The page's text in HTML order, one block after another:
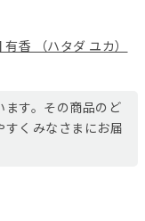
有香 （ハタダ ユカ）
ます。その商品のど
すくみなさまにお届